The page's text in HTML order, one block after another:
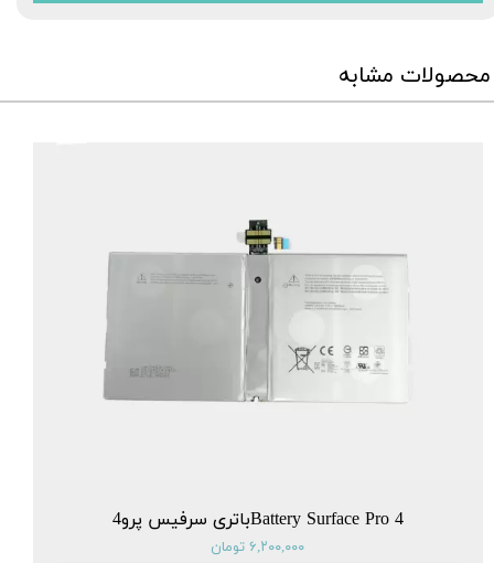
محصولات مشابه
Battery Surface Pro 4باتری سرفیس پرو4
۶,۲۰۰,۰۰۰ تومان